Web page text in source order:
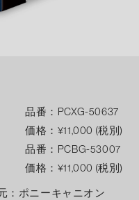
品番：PCXG-50637
価格：¥11,000 (税別)
品番：PCBG-53007
価格：¥11,000 (税別)
：ポニーキャニオン